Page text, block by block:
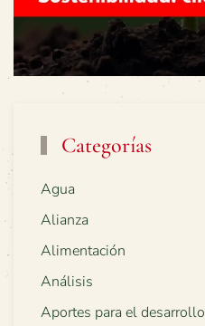
Categorías
Agua
Alianza
Alimentación
Análisis
Aportes para el desarrollo